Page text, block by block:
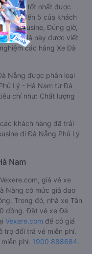
Nẵng tốt nhất được
từ 1 đến 5 của khách
limousine, Đúng giờ,
. Đánh giá này được viết
các hãng Xe Đà
Nẵng được phân loại
Lý - Hà Nam từ Đà
chí như: Chất lượng
khách hàng đã trải
đi Đà Nẵng Phủ Lý
Nam
giá vé xe
Nẵng có mức giá dao
Trong đó, nhà xe Tân
đồng. Đặt vé xe Đà
Vexere.com để có giá
trợ đổi trả vé miễn phí.
phí: 1900 888684.